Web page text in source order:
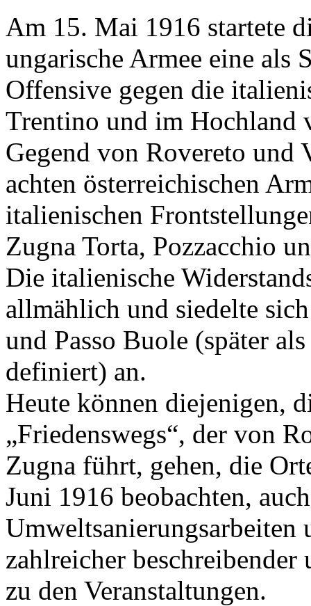
Am 15. Mai 1916 startete
ungarische Armee eine als
Offensive gegen die
Trentino und im Hochland
Gegend von Rovereto und
achten österreichischen
italienischen
Zugna Torta, Pozzacchio
Die italienische
allmählich und siedelte
und Passo Buole (später
definiert) an.
Heute können diejenigen,
„Friedenswegs“, der von
Zugna führt, gehen, die
Juni 1916 beobachten,
Umweltsanierungsarbeiten
zahlreicher
zu den Veranstaltungen.